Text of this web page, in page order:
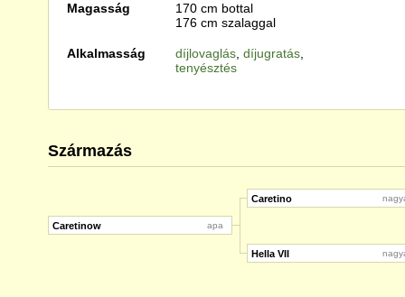
Magasság
170 cm bottal
176 cm szalaggal
Alkalmasság díjlovaglás, díjugratás,
tenyésztés
Származás
Caretinow apa
Caretino
Hella VII